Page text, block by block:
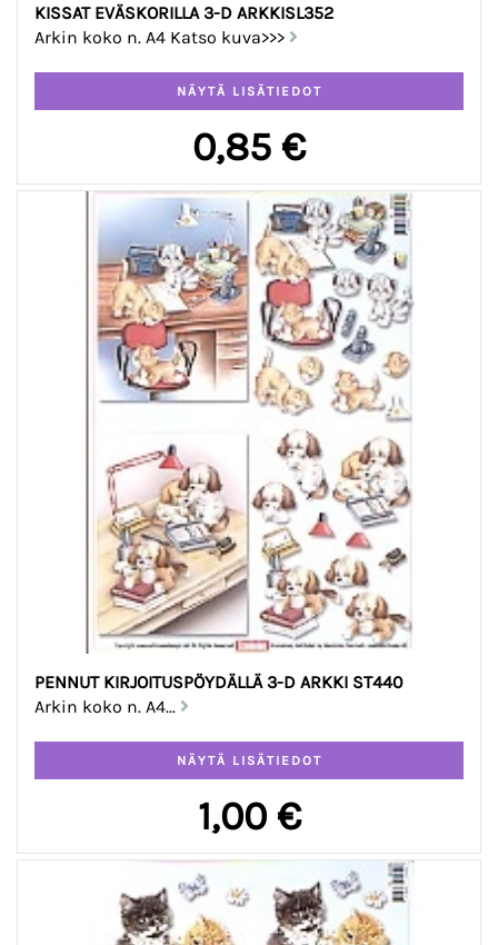
KISSAT EVÄSKORILLA 3-D ARKKISL352
Arkin koko n. A4 Katso kuva>>>
0,85 €
PENNUT KIRJOITUSPÖYDÄLLÄ 3-D ARKKI ST440
Arkin koko n. A4...
1,00 €